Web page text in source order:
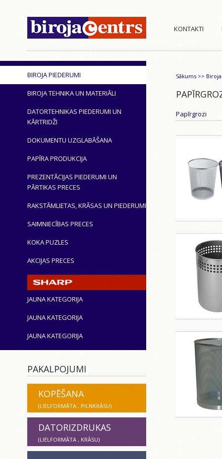
KONTAKTI
BIROJA PIEDERUMI
BIROJA TEHNIKA UN MATERIĀLI
DATORTEHNIKAS PIEDERUMI UN
KĀRTRIDŽI
DOKUMENTU UZGLABĀŠANA
PAPĪRA PRODUKCIJA
PREZENTĀCIJAS PIEDERUMI UN
PĀRTIKAS PRECES
RAKSTĀMLIETAS, KRĀSAS UN PIEDERUMI
SAIMNIECĪBAS PRECES
KOKA PUZLES
AKCIJAS PRECES
JAUNA KATEGORIJA
JAUNA KATEGORIJA
JAUNA KATEGORIJA
Sākums >>
Papīrgrozi
PAKALPOJUMI
KOPĒŠANA
(LIELFORMĀTA , PILNKRĀSU)
DATORIZDRUKAS
(LIELFORMĀTA , KRĀSU)